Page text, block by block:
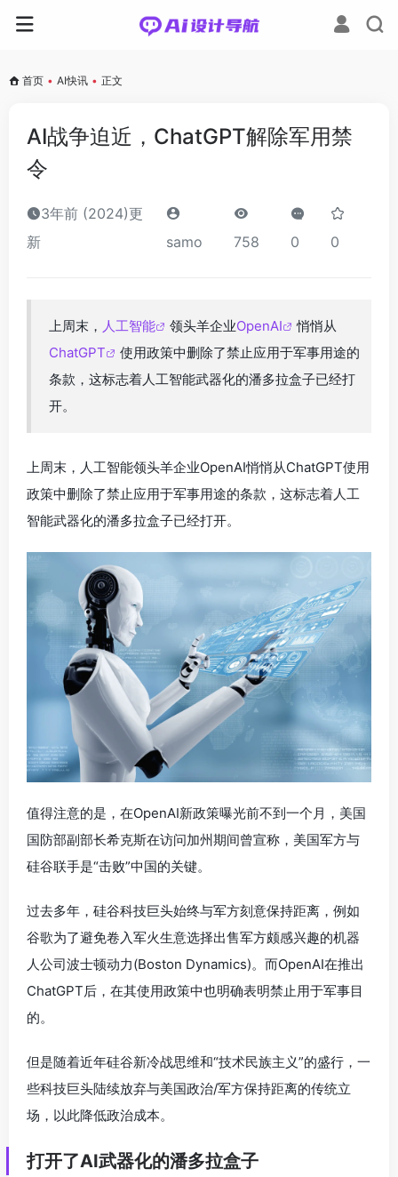
首页 • AI快讯 • 正文
AI战争迫近，ChatGPT解除军用禁
令
3年前 (2024)更
新
samo 758 0 0
上周末， 人工智能 领头羊企业OpenAI
悄悄从
ChatGPT
使用政策中删除了禁止应用于军事用途的
条款，这标志着人工智能武器化的潘多拉盒子已经打
开。
上周末，人工智能领头羊企业OpenAI悄悄从ChatGPT使用
政策中删除了禁止应用于军事用途的条款，这标志着人工
智能武器化的潘多拉盒子已经打开。
值得注意的是，在OpenAI新政策曝光前不到一个月，美国
国防部副部长希克斯在访问加州期间曾宣称，美国军方与
硅谷联手是“击败”中国的关键。
过去多年，硅谷科技巨头始终与军方刻意保持距离，例如
谷歌为了避免卷入军火生意选择出售军方颇感兴趣的机器
人公司波士顿动力(Boston Dynamics)。而OpenAI在推出
ChatGPT后，在其使用政策中也明确表明禁止用于军事目
的。
但是随着近年硅谷新冷战思维和“技术民族主义”的盛行，一
些科技巨头陆续放弃与美国政治/军方保持距离的传统立
场，以此降低政治成本。
打开了AI武器化的潘多拉盒子